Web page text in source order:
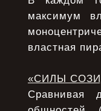
максимум
властная
«СИЛЫ
Сравнивая